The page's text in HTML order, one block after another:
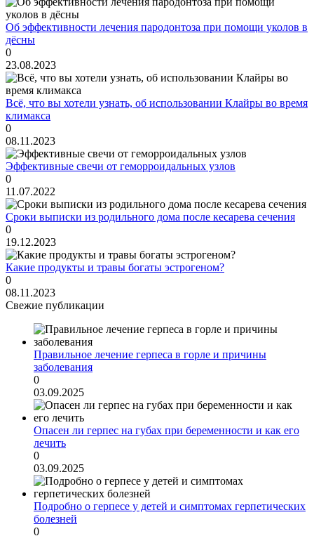
Об эффективности лечения пародонтоза при помощи уколов в
дёсны
0
23.08.2023
Всё, что вы хотели узнать, об использовании Клайры во время
климакса
0
08.11.2023
Эффективные свечи от геморроидальных узлов
0
11.07.2022
Сроки выписки из родильного дома после кесарева сечения
0
19.12.2023
Какие продукты и травы богаты эстрогеном?
0
08.11.2023
Свежие публикации
Правильное лечение герпеса в горле и причины
заболевания
0
03.09.2025
Опасен ли герпес на губах при беременности и как его
лечить
0
03.09.2025
Подробно о герпесе у детей и симптомах герпетических
болезней
0